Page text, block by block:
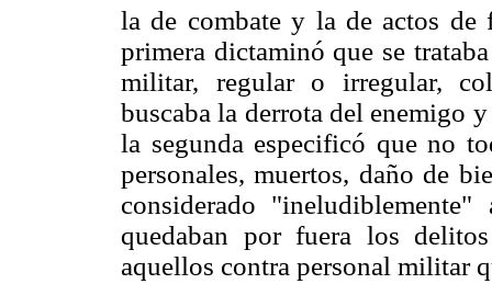
la de combate y la de actos de
primera dictaminó que se
militar, regular o irregular,
buscaba la derrota del enemigo
la segunda especificó que no
personales, muertos, daño de
considerado
quedaban por fuera los
aquellos contra personal militar